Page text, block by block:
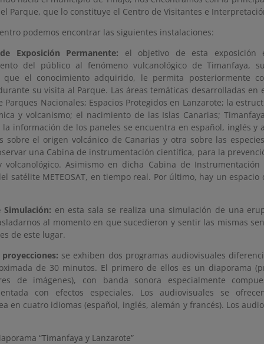
Parque, que lo constituye el Centro de Visitantes e
podemos encontrar las siguientes instalaciones:
Exposición Permanente: el objetivo de esta
del público al fenómeno vulcanológico de Timanfaya,
que el conocimiento adquirido, le permita posteriormente
su visita al Parque. Las áreas temáticas desarrolladas en
Parques Nacionales; Espacios Protegidos en Lanzarote; la
y volcanismo; el nacimiento de las Islas Canarias;
la información de los paneles se encuentra en español, inglés y
sobre el origen volcánico de Canarias y otra sobre las
una Cabina de instrumentación científica, para la
volcanológico. Asimismo en dicha Cabina de
satélite METEOSAT, en tiempo real. Por último, hay un
Simulación: en esta sala se realiza una simulación de una
al momento en que sucedieron y sentir las mismas
de este lugar.
se exhiben dos programas audiovisuales
de 30 minutos. El primero de ellos es un diaporama
de imágenes), con banda sonora especialmente
con efectos especiales. Los audiovisuales se
en cuatro idiomas (español, inglés, alemán y francés). Los
“Timanfaya y Lanzarote”